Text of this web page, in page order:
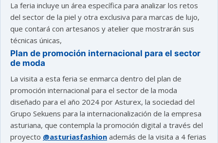
La feria incluye un área específica para analizar los retos
del sector de la piel y otra exclusiva para marcas de lujo,
que contará con artesanos y atelier que mostrarán sus
técnicas únicas,
Plan de promoción internacional para el sector
de moda
La visita a esta feria se enmarca dentro del plan de
promoción internacional para el sector de la moda
diseñado para el año 2024 por Asturex, la sociedad del
Grupo Sekuens para la internacionalización de la empresa
asturiana, que contempla la promoción digital a través del
proyecto @asturiasfashion además de la visita a 4 ferias